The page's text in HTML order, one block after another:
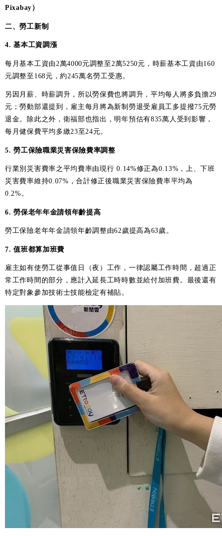
Pixabay）
二、勞工新制
4. 基本工資調漲
每月基本工資由2萬4000元調整至2萬5250元，時薪基本工資由160
元調整至168元，約245萬名勞工受惠。
另因月薪、時薪調升，所以勞保費也將調升，平均每人將多負擔29
元；勞動部還提到，雇主每月將為新制勞退受雇員工多提撥75元勞
退金。除此之外，衛福部也指出，明年預估有835萬人受到影響，
每月健保費平均多繳23至24元。
5. 勞工保險職業災害保險費率調整
行業別災害費率之平均費率由現行 0.14%修正為0.13%，上、下班
災害費率維持0.07%，合計修正後職業災害保險費率平均為
0.2%。
6. 勞保老年年金請領年齡提高
勞工保險老年年金請領年齡調整由62歲提高為63歲。
7. 值班都算加班費
雇主如有使勞工從事值日（夜）工作，一律認屬工作時間，超過正
常工作時間的部分，應計入延長工時時數並給付加班費。最後還有
特定對象參加技術士技能檢定有補貼。